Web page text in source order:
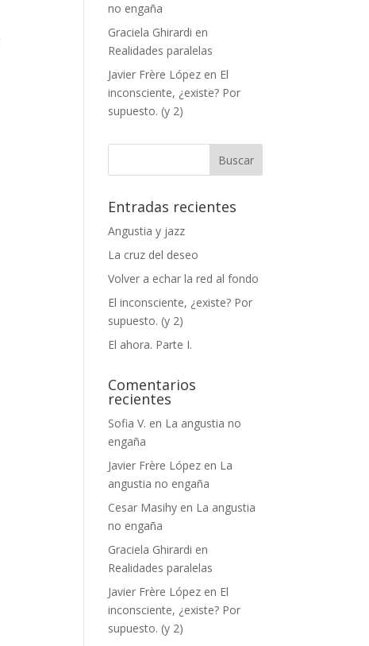
no engaña
Graciela Ghirardi en
Realidades paralelas
Javier Frère López en El
inconsciente, ¿existe? Por
supuesto. (y 2)
Entradas recientes
Angustia y jazz
La cruz del deseo
Volver a echar la red al fondo
El inconsciente, ¿existe? Por
supuesto. (y 2)
El ahora. Parte I.
Comentarios
recientes
Sofia V. en La angustia no
engaña
Javier Frère López en La
angustia no engaña
Cesar Masihy en La angustia
no engaña
Graciela Ghirardi en
Realidades paralelas
Javier Frère López en El
inconsciente, ¿existe? Por
supuesto. (y 2)